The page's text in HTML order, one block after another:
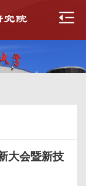
大会暨新技